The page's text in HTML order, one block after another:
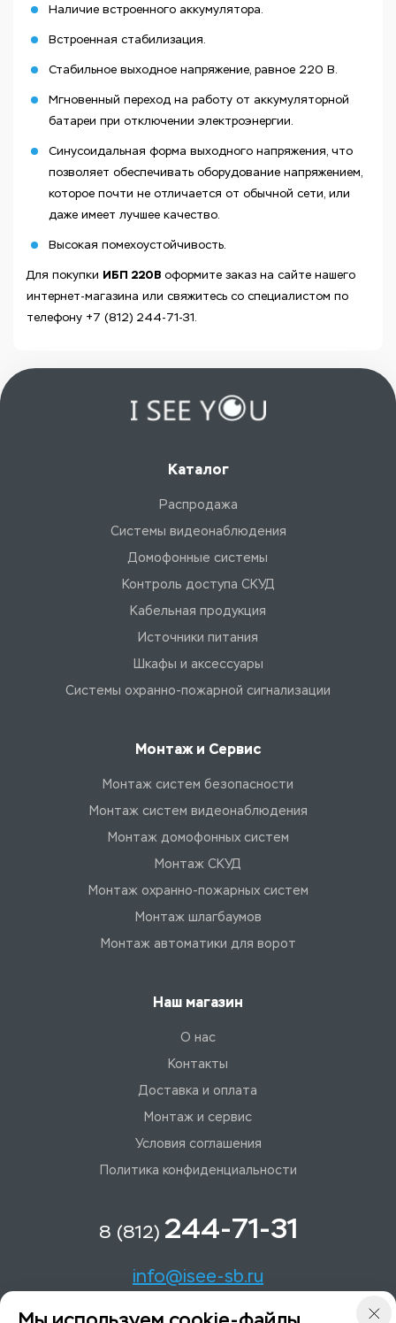
Наличие встроенного аккумулятора.
Встроенная стабилизация.
Стабильное выходное напряжение, равное 220 В.
Мгновенный переход на работу от аккумуляторной
батареи при отключении электроэнергии.
Синусоидальная форма выходного напряжения, что
позволяет обеспечивать оборудование напряжением,
которое почти не отличается от обычной сети, или
даже имеет лучшее качество.
Высокая помехоустойчивость.
Для покупки ИБП 220В оформите заказ на сайте нашего
интернет-магазина или свяжитесь со специалистом по
телефону +7 (812) 244-71-31.
Каталог
Распродажа
Системы видеонаблюдения
Домофонные системы
Контроль доступа СКУД
Кабельная продукция
Источники питания
Шкафы и аксессуары
Системы охранно-пожарной сигнализации
Монтаж и Сервис
Монтаж систем безопасности
Монтаж систем видеонаблюдения
Монтаж домофонных систем
Монтаж СКУД
Монтаж охранно-пожарных систем
Монтаж шлагбаумов
Монтаж автоматики для ворот
Наш магазин
О нас
Контакты
Доставка и оплата
Монтаж и сервис
Условия соглашения
Политика конфиденциальности
8 (812) 244-71-31
info@isee-sb.ru
Светлановский пр-кт, д. 70, корп. 1